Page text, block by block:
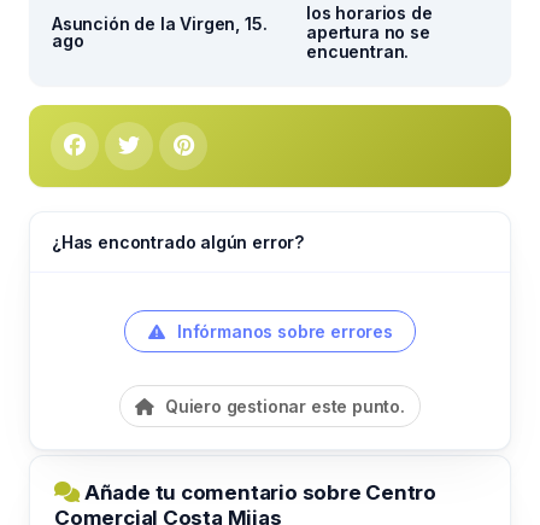
Asunción de la Virgen, 15.
ago
los horarios de
apertura no se
encuentran.
¿Has encontrado algún error?
Infórmanos sobre errores
Quiero gestionar este punto.
Añade tu comentario sobre Centro
Comercial Costa Mijas